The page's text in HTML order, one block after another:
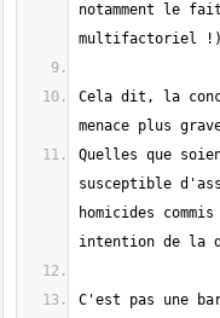
notamment le
Cela dit, la
Quelles que
susceptible
homicides
C'est pas une